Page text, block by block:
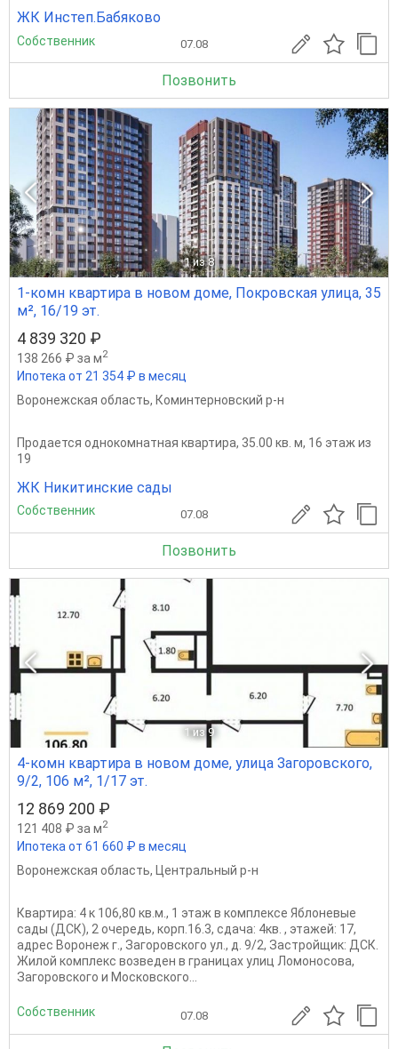
ЖК Инстеп.Бабяково
Собственник 07.08
Позвонить
1 из 8
1-комн квартира в новом доме, Покровская улица, 35
м², 16/19 эт.
4 839 320 ₽
138 266 ₽ за м2
Ипотека от 21 354 ₽ в месяц
Воронежская область, Коминтерновский р-н
Продается однокомнатная квартира, 35.00 кв. м, 16 этаж из
19
ЖК Никитинские сады
Собственник 07.08
Позвонить
1 из 9
4-комн квартира в новом доме, улица Загоровского,
9/2, 106 м², 1/17 эт.
12 869 200 ₽
121 408 ₽ за м2
Ипотека от 61 660 ₽ в месяц
Воронежская область, Центральный р-н
Квартира: 4 к 106,80 кв.м., 1 этаж в комплексе Яблоневые
сады (ДСК), 2 очередь, корп.16.3, сдача: 4кв. , этажей: 17,
адрес Воронеж г., Загоровского ул., д. 9/2, Застройщик: ДСК.
Жилой комплекс возведен в границах улиц Ломоносова,
Загоровского и Московского...
Собственник 07.08